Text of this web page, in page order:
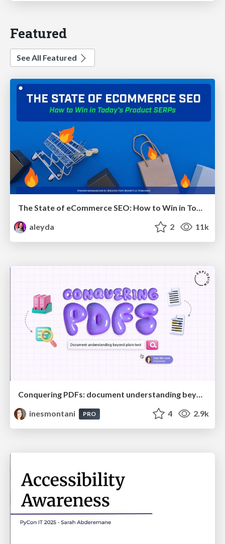
Featured
See All Featured
aleyda
2 11k
Conquering PDFs: document understanding beyond plain text
inesmontani
PRO 4 2.9k